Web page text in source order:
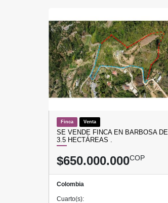
Finca Venta
SE VENDE FINCA EN BARBOSA DE
3.5 HECTÁREAS .
$650.000.000COP
Colombia
Cuarto(s):